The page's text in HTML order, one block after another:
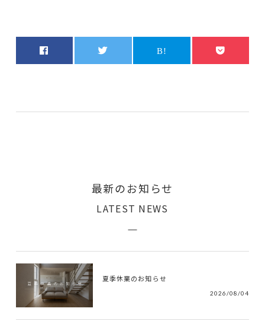
最新のお知らせ
LATEST NEWS
夏季休業のお知らせ
2026/08/04